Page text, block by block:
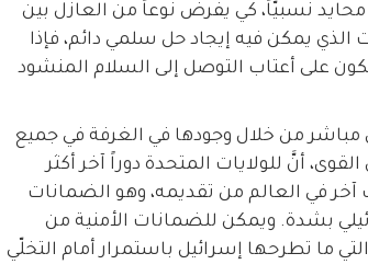
نسبيّاً، كي يفرض نوعاً من العازل بين
الذي يمكن فيه إيجاد حل سلمي دائم، فإذا
على أعتاب التوصل إلى السلام المنشود
مباشر من خلال وجودها في الغرفة في جميع
أنَّ للولايات المتحدة دوراً آخر أكثر
في العالم من تقديمه، وهو الضمانات
بشدة. ويمكن للضمانات الأمنية من
ما تطرحها إسرائيل باستمرار أمام التخلّي